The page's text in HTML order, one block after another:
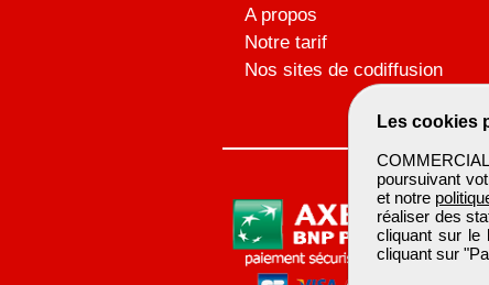
Les cookies
poursuivant
et notre
réaliser des
cliquant sur le
cliquant sur
A propos
Notre tarif
Nos sites de codiffusion